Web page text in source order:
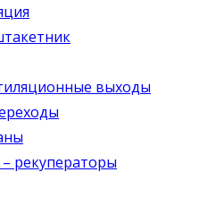
выходы
рекуператоры